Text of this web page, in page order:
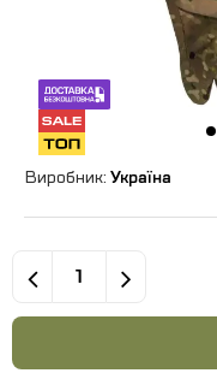
Виробник: Україна